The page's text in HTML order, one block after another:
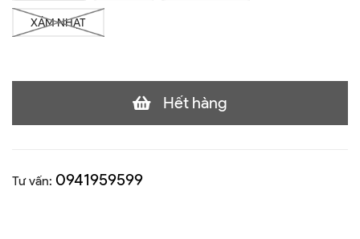
XÁM NHẠT
Hết hàng
Tư vấn: 0941959599